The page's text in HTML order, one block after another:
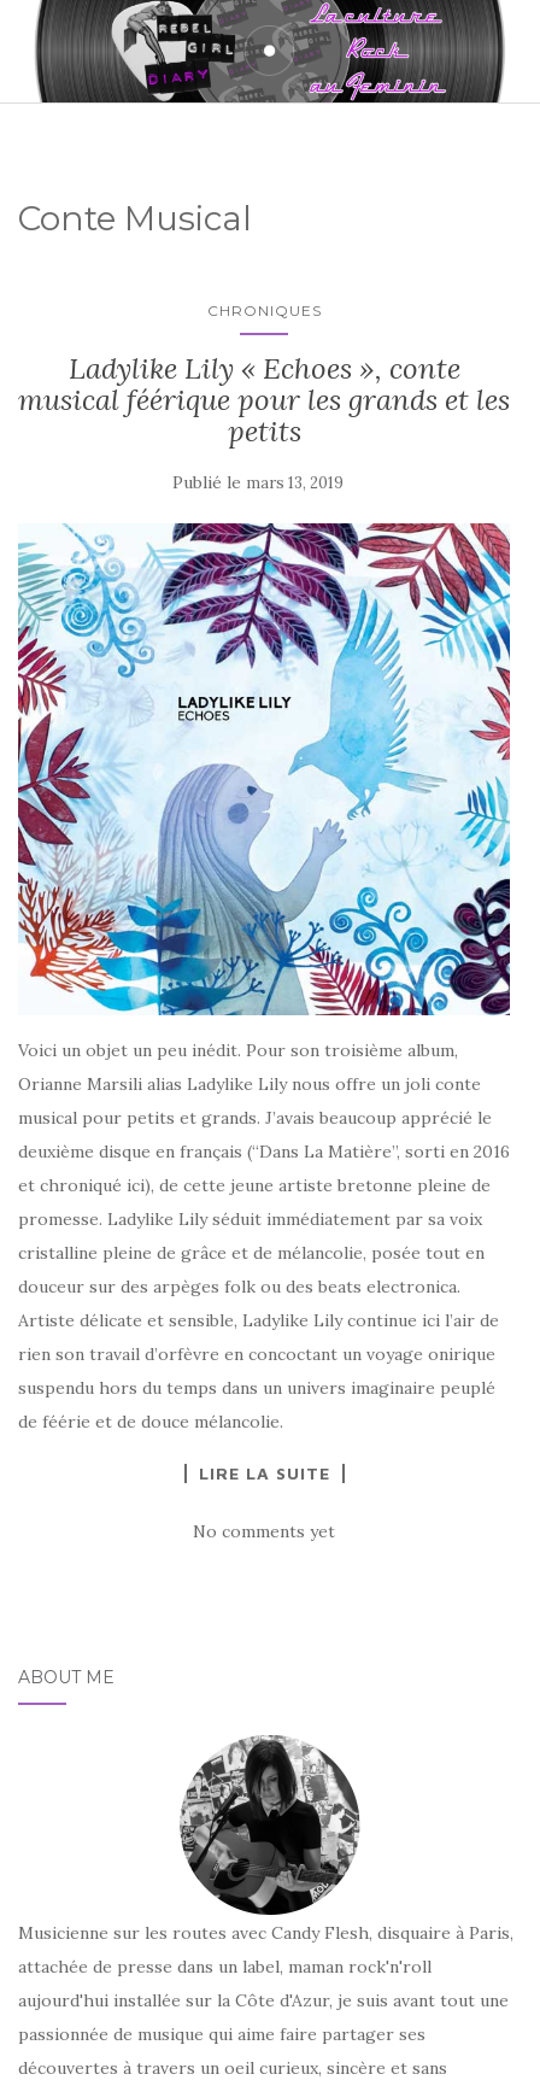
Conte Musical
CHRONIQUES
Ladylike Lily « Echoes », conte
musical féérique pour les grands et les
petits
Publié le mars 13, 2019
Voici un objet un peu inédit. Pour son troisième album,
Orianne Marsili alias Ladylike Lily nous offre un joli conte
musical pour petits et grands. J’avais beaucoup apprécié le
deuxième disque en français (“Dans La Matière”, sorti en 2016
et chroniqué ici), de cette jeune artiste bretonne pleine de
promesse. Ladylike Lily séduit immédiatement par sa voix
cristalline pleine de grâce et de mélancolie, posée tout en
douceur sur des arpèges folk ou des beats electronica.
Artiste délicate et sensible, Ladylike Lily continue ici l’air de
rien son travail d’orfèvre en concoctant un voyage onirique
suspendu hors du temps dans un univers imaginaire peuplé
de féérie et de douce mélancolie.
LIRE LA SUITE
No comments yet
ABOUT ME
Musicienne sur les routes avec Candy Flesh, disquaire à Paris,
attachée de presse dans un label, maman rock'n'roll
aujourd'hui installée sur la Côte d'Azur, je suis avant tout une
passionnée de musique qui aime faire partager ses
découvertes à travers un oeil curieux, sincère et sans